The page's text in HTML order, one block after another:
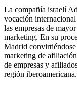
La compañía israelí
vocación
las empresas de
marketing. En su
Madrid convirtiéndose
marketing de
de empresas y
región iberoamericana.